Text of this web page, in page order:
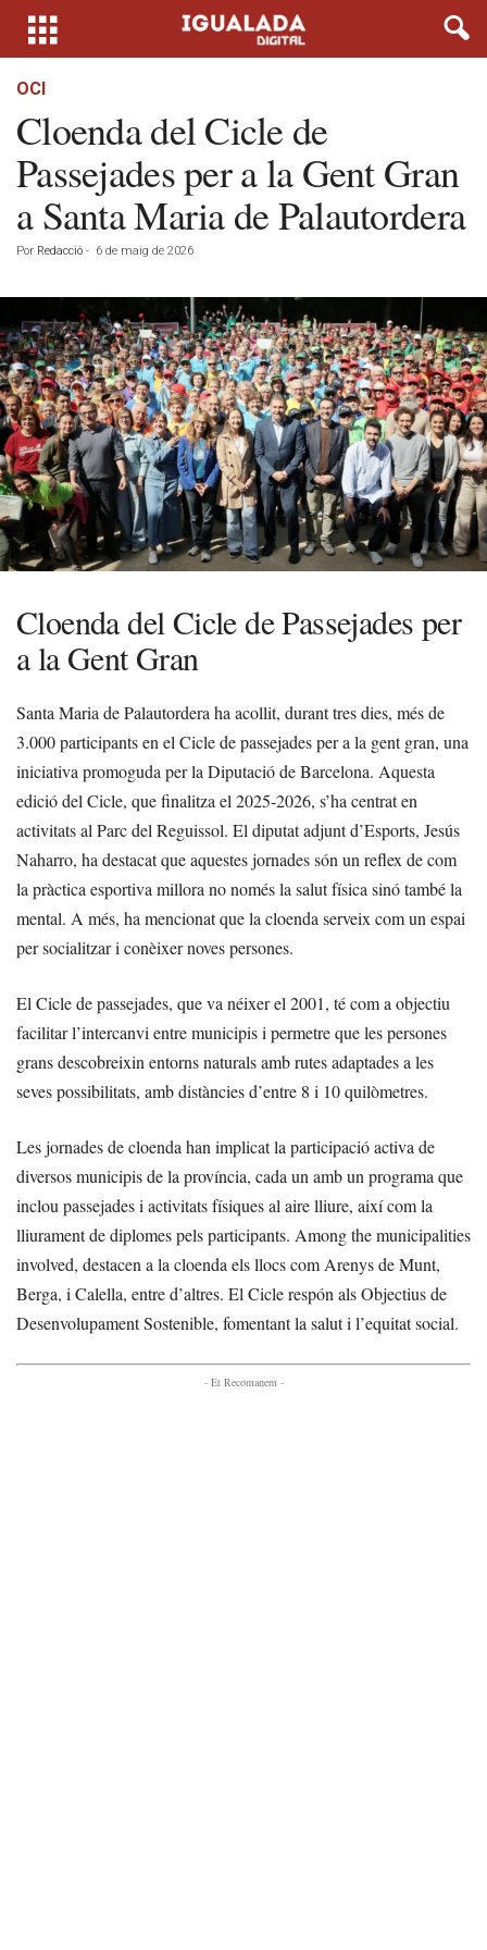
OCI
Cloenda del Cicle de
Passejades per a la Gent Gran
a Santa Maria de Palautordera
Por Redacció - 6 de maig de 2026
Cloenda del Cicle de Passejades per
a la Gent Gran
Santa Maria de Palautordera ha acollit, durant tres dies, més de
3.000 participants en el Cicle de passejades per a la gent gran, una
iniciativa promoguda per la Diputació de Barcelona. Aquesta
edició del Cicle, que finalitza el 2025-2026, s’ha centrat en
activitats al Parc del Reguissol. El diputat adjunt d’Esports, Jesús
Naharro, ha destacat que aquestes jornades són un reflex de com
la pràctica esportiva millora no només la salut física sinó també la
mental. A més, ha mencionat que la cloenda serveix com un espai
per socialitzar i conèixer noves persones.
El Cicle de passejades, que va néixer el 2001, té com a objectiu
facilitar l’intercanvi entre municipis i permetre que les persones
grans descobreixin entorns naturals amb rutes adaptades a les
seves possibilitats, amb distàncies d’entre 8 i 10 quilòmetres.
Les jornades de cloenda han implicat la participació activa de
diversos municipis de la província, cada un amb un programa que
inclou passejades i activitats físiques al aire lliure, així com la
lliurament de diplomes pels participants. Among the municipalities
involved, destacen a la cloenda els llocs com Arenys de Munt,
Berga, i Calella, entre d’altres. El Cicle respón als Objectius de
Desenvolupament Sostenible, fomentant la salut i l’equitat social.
- Et Recomanem -